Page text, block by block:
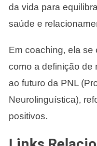
da vida para
saúde e
Em coaching, ela se
como a definição de
ao futuro da PNL
Neurolinguística),
positivos.